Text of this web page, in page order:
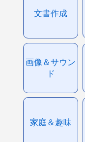
文書作成
画像＆サウン
ド
家庭＆趣味